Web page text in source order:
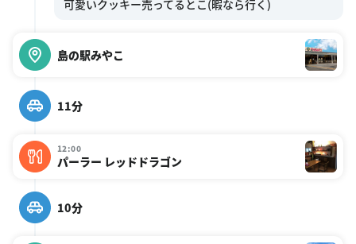
島の駅みやこ
11分
12:00
パーラー レッドドラゴン
10分